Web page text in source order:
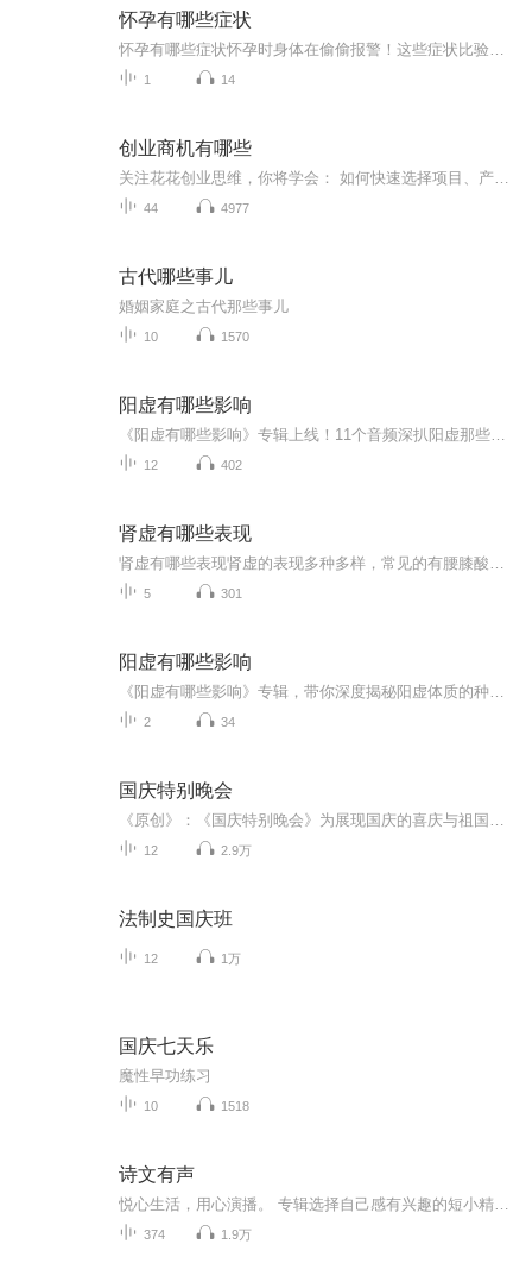
怀孕有哪些症状
1 14
创业商机有哪些
44 4977
古代哪些事儿
婚姻家庭之古代那些事儿
10 1570
阳虚有哪些影响
12 402
肾虚有哪些表现
5 301
阳虚有哪些影响
2 34
国庆特别晚会
12 2.9万
法制史国庆班
12 1万
国庆七天乐
魔性早功练习
10 1518
诗文有声
374 1.9万